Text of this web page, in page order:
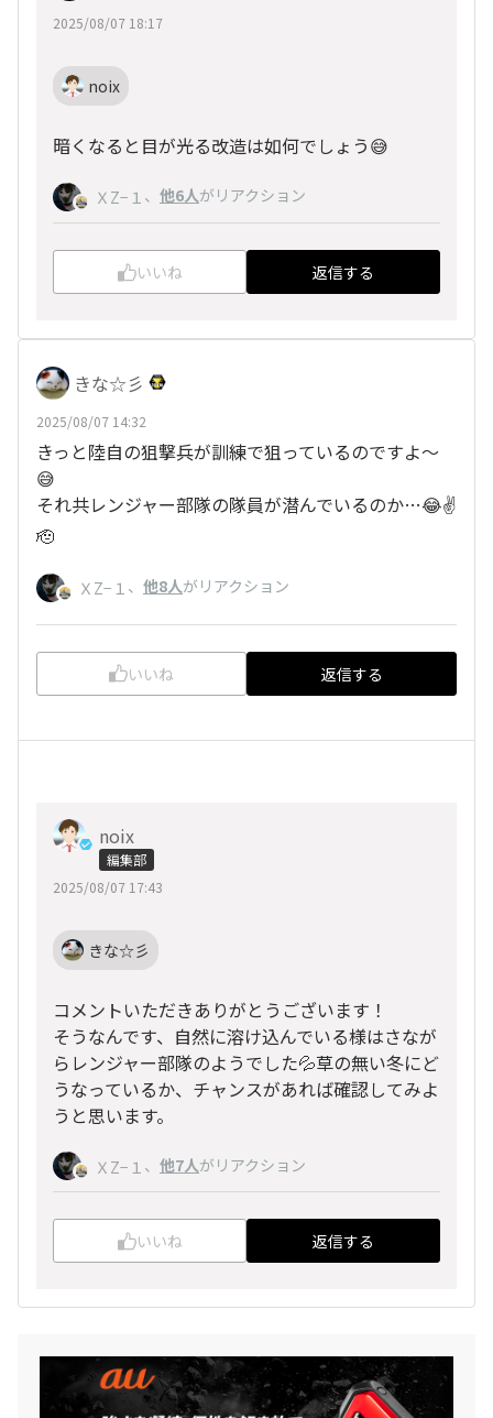
2025/08/07 18:17
noix
暗くなると目が光る改造は如何でしょう😅
ＸZ−１ 、 他6人がリアクション
いいね 返信する
きな☆彡
2025/08/07 14:32
きっと陸自の狙撃兵が訓練で狙っているのですよ〜
😅
それ共レンジャー部隊の隊員が潜んでいるのか…😂✌️
🫡
ＸZ−１ 、 他8人がリアクション
いいね 返信する
noix
編集部
2025/08/07 17:43
きな☆彡
コメントいただきありがとうございます！
そうなんです、自然に溶け込んでいる様はさなが
らレンジャー部隊のようでした💦草の無い冬にど
うなっているか、チャンスがあれば確認してみよ
うと思います。
ＸZ−１ 、 他7人がリアクション
いいね 返信する